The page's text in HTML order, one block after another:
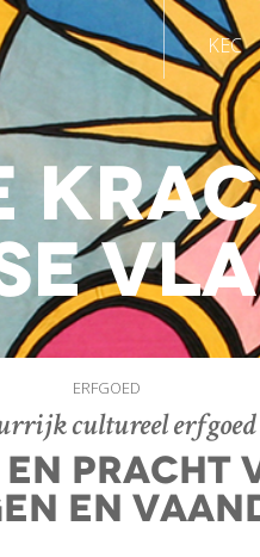
KEC
ERFGOED
cultureel erfgoed
pracht
en